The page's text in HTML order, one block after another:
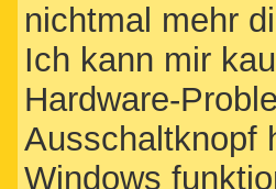
nichtmal mehr
Ich kann mir
Hardware-
Ausschaltknopf
Windows